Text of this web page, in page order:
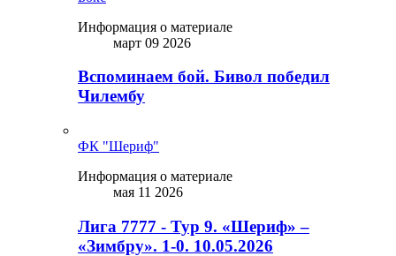
Информация о материале
март 09 2026
Вспоминаем бой. Бивол победил
Чилембу
ФК "Шериф"
Информация о материале
мая 11 2026
Лига 7777 - Тур 9. «Шериф» –
«Зимбру». 1-0. 10.05.2026